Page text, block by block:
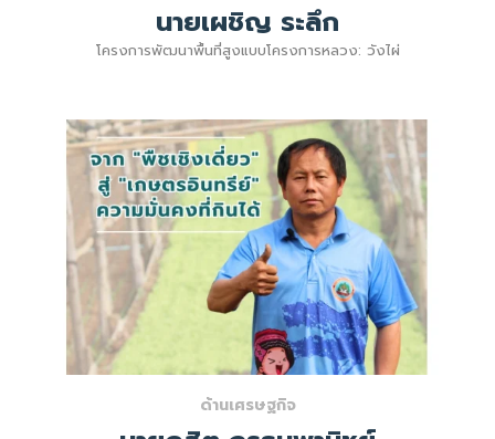
นายเผชิญ ระลึก
โครงการพัฒนาพื้นที่สูงแบบโครงการหลวง: วังไผ่
ด้านเศรษฐกิจ